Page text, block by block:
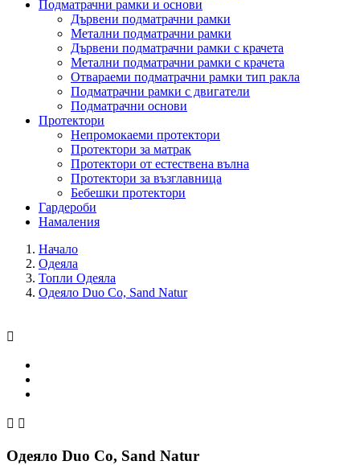
Подматрачни рамки и основи
Дървени подматрачни рамки
Метални подматрачни рамки
Дървени подматрачни рамки с крачета
Метални подматрачни рамки с крачета
Отвараеми подматрачни рамки тип ракла
Подматрачни рамки с двигатели
Подматрачни основи
Протектори
Непромокаеми протектори
Протектори за матрак
Протектори от естествена вълна
Протектори за възглавница
Бебешки протектори
Гардероби
Намаления
Начало
Одеяла
Топли Одеяла
Одеяло Duo Co, Sand Natur

 
Одеяло Duo Co, Sand Natur